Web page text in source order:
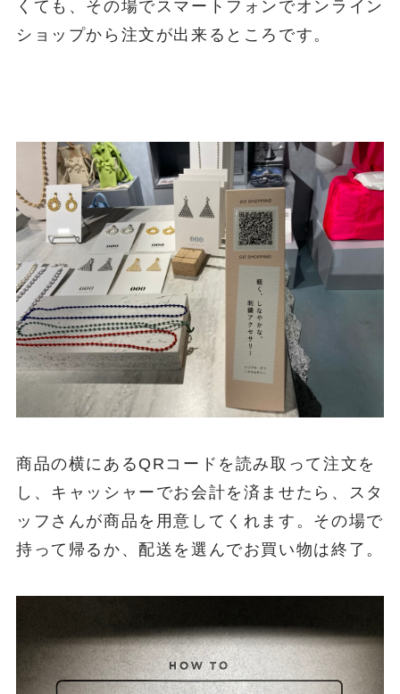
くても、その場でスマートフォンでオンライン
ショップから注文が出来るところです。
商品の横にあるQRコードを読み取って注文を
し、キャッシャーでお会計を済ませたら、スタ
ッフさんが商品を用意してくれます。その場で
持って帰るか、配送を選んでお買い物は終了。